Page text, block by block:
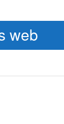
web